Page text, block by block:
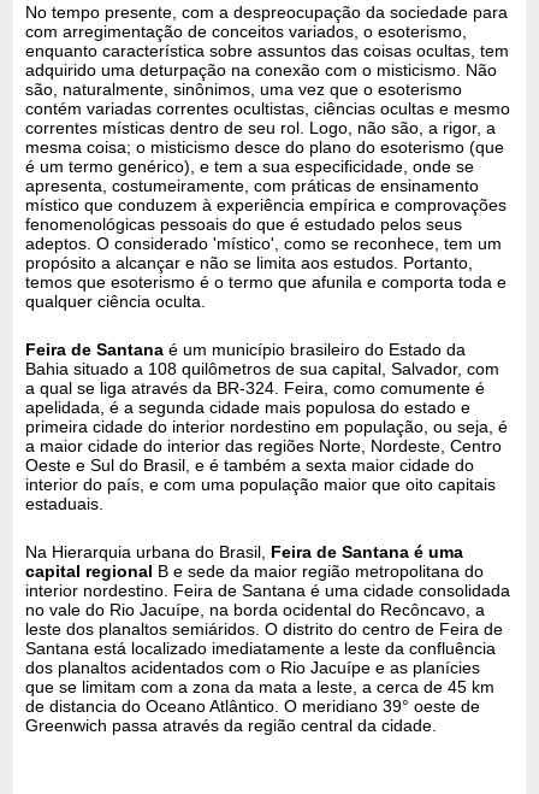
No tempo presente, com a despreocupação da sociedade para
com arregimentação de conceitos variados, o esoterismo,
enquanto característica sobre assuntos das coisas ocultas, tem
adquirido uma deturpação na conexão com o misticismo. Não
são, naturalmente, sinônimos, uma vez que o esoterismo
contém variadas correntes ocultistas, ciências ocultas e mesmo
correntes místicas dentro de seu rol. Logo, não são, a rigor, a
mesma coisa; o misticismo desce do plano do esoterismo (que
é um termo genérico), e tem a sua especificidade, onde se
apresenta, costumeiramente, com práticas de ensinamento
místico que conduzem à experiência empírica e comprovações
fenomenológicas pessoais do que é estudado pelos seus
adeptos. O considerado 'místico', como se reconhece, tem um
propósito a alcançar e não se limita aos estudos. Portanto,
temos que esoterismo é o termo que afunila e comporta toda e
qualquer ciência oculta.
Feira de Santana é um município brasileiro do Estado da
Bahia situado a 108 quilômetros de sua capital, Salvador, com
a qual se liga através da BR-324. Feira, como comumente é
apelidada, é a segunda cidade mais populosa do estado e
primeira cidade do interior nordestino em população, ou seja, é
a maior cidade do interior das regiões Norte, Nordeste, Centro
Oeste e Sul do Brasil, e é também a sexta maior cidade do
interior do país, e com uma população maior que oito capitais
estaduais.
Na Hierarquia urbana do Brasil, Feira de Santana é uma
capital regional B e sede da maior região metropolitana do
interior nordestino. Feira de Santana é uma cidade consolidada
no vale do Rio Jacuípe, na borda ocidental do Recôncavo, a
leste dos planaltos semiáridos. O distrito do centro de Feira de
Santana está localizado imediatamente a leste da confluência
dos planaltos acidentados com o Rio Jacuípe e as planícies
que se limitam com a zona da mata a leste, a cerca de 45 km
de distancia do Oceano Atlântico. O meridiano 39° oeste de
Greenwich passa através da região central da cidade.